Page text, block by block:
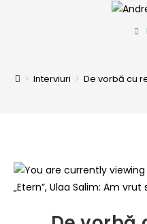
> Interviuri > De vorbă cu